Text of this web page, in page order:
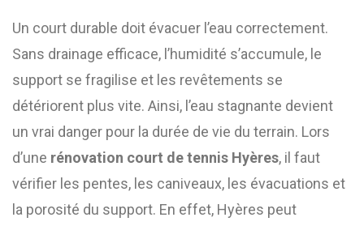
Un court durable doit évacuer l’eau correctement.
Sans drainage efficace, l’humidité s’accumule, le
support se fragilise et les revêtements se
détériorent plus vite. Ainsi, l’eau stagnante devient
un vrai danger pour la durée de vie du terrain. Lors
d’une rénovation court de tennis Hyères, il faut
vérifier les pentes, les caniveaux, les évacuations et
la porosité du support. En effet, Hyères peut